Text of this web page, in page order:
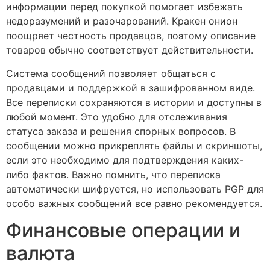
информации перед покупкой помогает избежать
недоразумений и разочарований. Кракен онион
поощряет честность продавцов, поэтому описание
товаров обычно соответствует действительности.
Система сообщений позволяет общаться с
продавцами и поддержкой в зашифрованном виде.
Все переписки сохраняются в истории и доступны в
любой момент. Это удобно для отслеживания
статуса заказа и решения спорных вопросов. В
сообщении можно прикреплять файлы и скриншоты,
если это необходимо для подтверждения каких-
либо фактов. Важно помнить, что переписка
автоматически шифруется, но использовать PGP для
особо важных сообщений все равно рекомендуется.
Финансовые операции и
валюта